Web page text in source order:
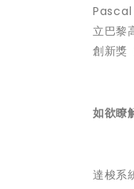
Pascal
立巴黎
創新獎
如欲瞭
達梭系